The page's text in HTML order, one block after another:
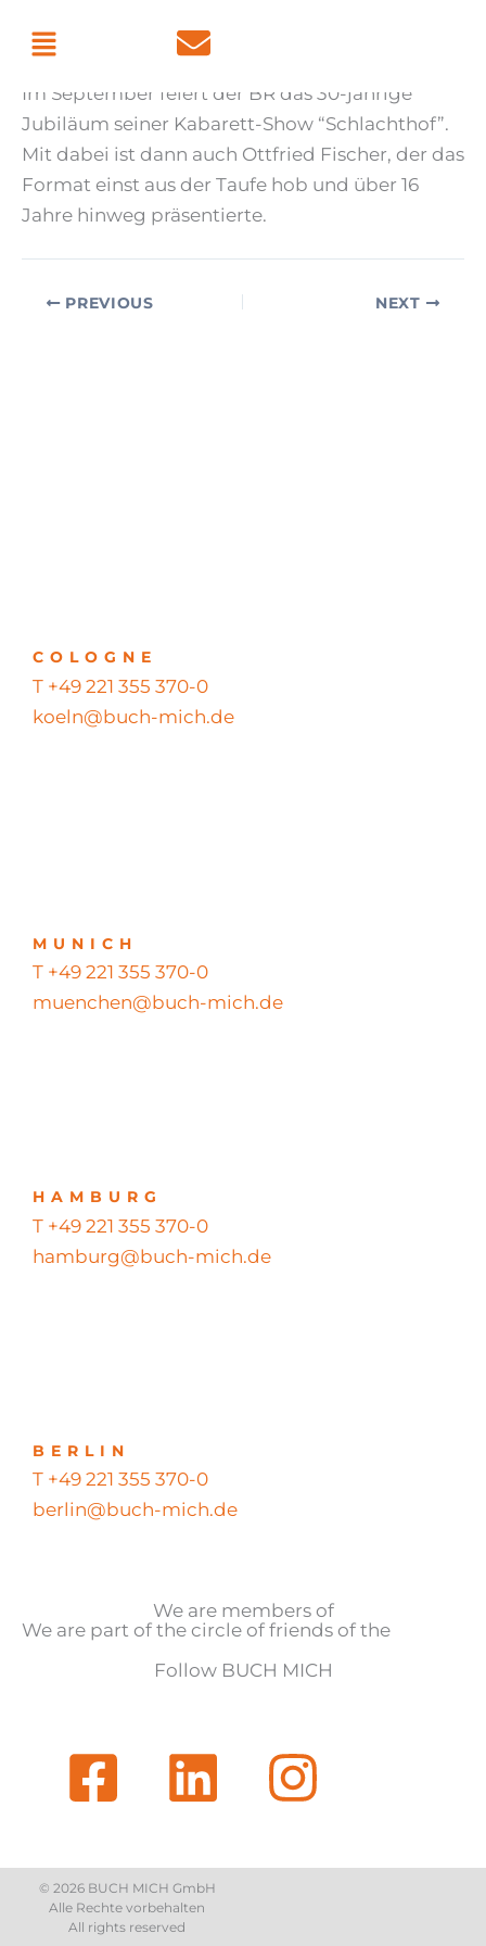
Menu
Byadmin July 7, 2026
Im September feiert der BR das 30-jährige
Jubiläum seiner Kabarett-Show “Schlachthof”.
Mit dabei ist dann auch Ottfried Fischer, der das
Format einst aus der Taufe hob und über 16
Jahre hinweg präsentierte.
PREVIOUS NEXT
COLOGNE
T +49 221 355 370-0
koeln@buch-mich.de
MUNICH
T +49 221 355 370-0
muenchen@buch-mich.de
HAMBURG
T +49 221 355 370-0
hamburg@buch-mich.de
BERLIN
T +49 221 355 370-0
berlin@buch-mich.de
We are members of
We are part of the circle of friends of the
Follow BUCH MICH
© 2026 BUCH MICH GmbH
Alle Rechte vorbehalten
All rights reserved